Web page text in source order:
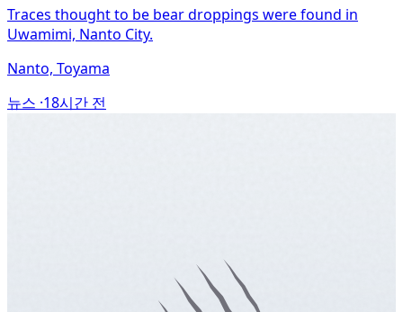
Traces thought to be bear droppings were found in
Uwamimi, Nanto City.
Nanto, Toyama
뉴스 ·18시간 전